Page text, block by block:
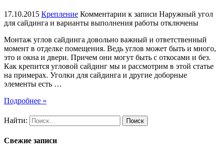
17.10.2015 Крепление Комментарии к записи Наружный угол
для сайдинга и варианты выполнения работы отключены
Монтаж углов сайдинга довольно важный и ответственный
момент в отделке помещения. Ведь углов может быть и много,
это и окна и двери. Причем они могут быть с откосами и без.
Как крепится угловой сайдинг мы и рассмотрим в этой статье
на примерах. Уголки для сайдинга и другие доборные
элементы есть …
Подробнее »
Найти:
Свежие записи